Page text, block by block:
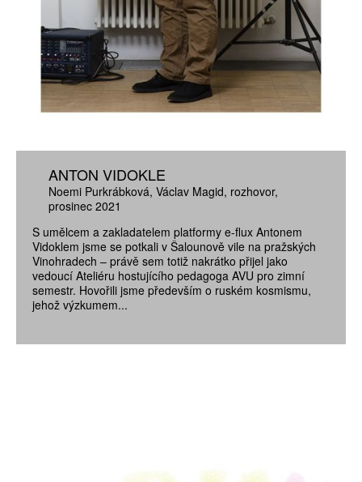
ANTON VIDOKLE
Noemi Purkrábková Václav Magid rozhovor
prosinec 2021
S umělcem a zakladatelem platformy e-flux Antonem
Vidoklem jsme se potkali v Šalounově vile na pražských
Vinohradech – právě sem totiž nakrátko přijel jako
vedoucí Ateliéru hostujícího pedagoga AVU pro zimní
semestr. Hovořili jsme především o ruském kosmismu,
jehož výzkumem...